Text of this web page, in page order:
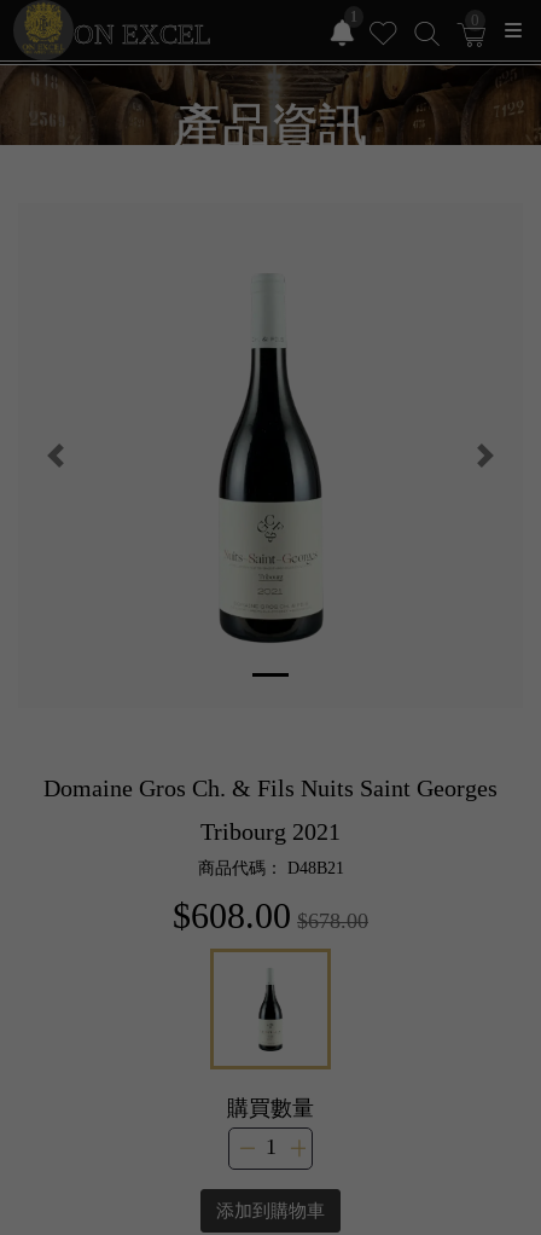
ON EXCEL
1 0
產品資訊
Domaine Gros Ch. & Fils Nuits Saint Georges
Tribourg 2021
商品代碼： D48B21
$608.00 $678.00
購買數量
添加到購物車